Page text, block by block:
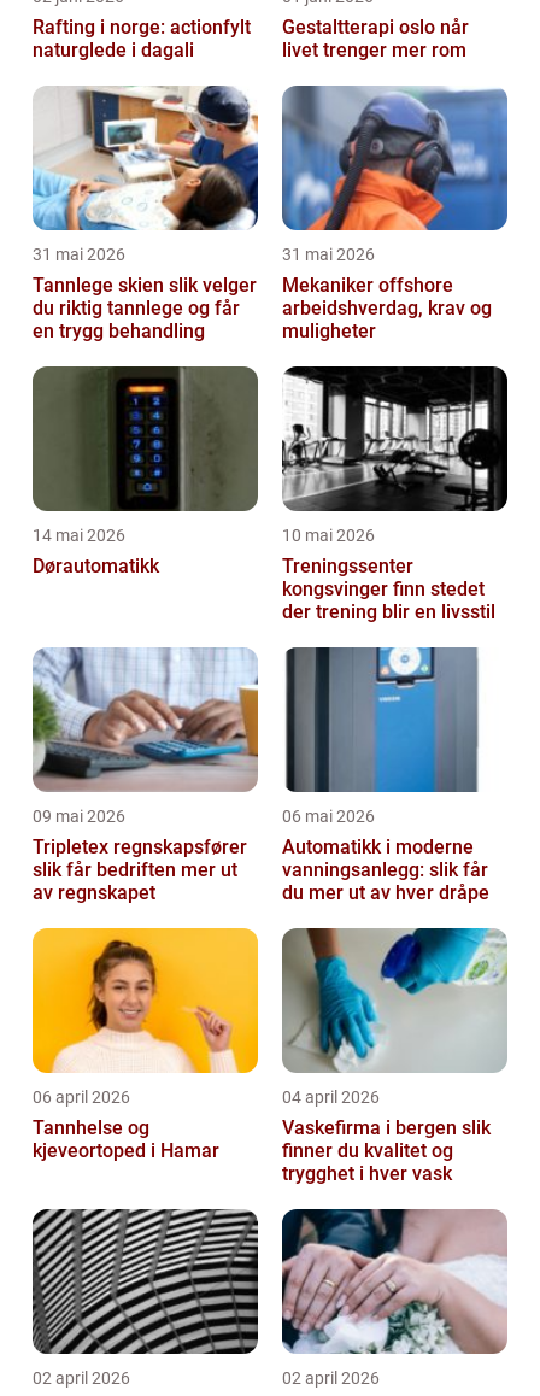
Rafting i norge: actionfylt
naturglede i dagali
Gestaltterapi oslo når
livet trenger mer rom
31 mai 2026
Tannlege skien slik velger
du riktig tannlege og får
en trygg behandling
31 mai 2026
Mekaniker offshore
arbeidshverdag, krav og
muligheter
14 mai 2026
Dørautomatikk
10 mai 2026
Treningssenter
kongsvinger finn stedet
der trening blir en livsstil
09 mai 2026
Tripletex regnskapsfører
slik får bedriften mer ut
av regnskapet
06 mai 2026
Automatikk i moderne
vanningsanlegg: slik får
du mer ut av hver dråpe
06 april 2026
Tannhelse og
kjeveortoped i Hamar
04 april 2026
Vaskefirma i bergen slik
finner du kvalitet og
trygghet i hver vask
02 april 2026 02 april 2026